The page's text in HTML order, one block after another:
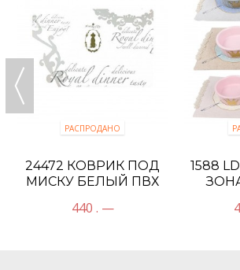
РАСПРОДАНО
24472 КОВРИК ПОД
МИСКУ БЕЛЫЙ ПВХ
440 . —
1588